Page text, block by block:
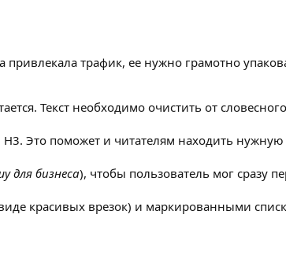
привлекала трафик, ее нужно грамотно
Текст необходимо очистить от
H3. Это поможет и читателям находить
для бизнеса), чтобы пользователь мог сразу
красивых врезок) и маркированными